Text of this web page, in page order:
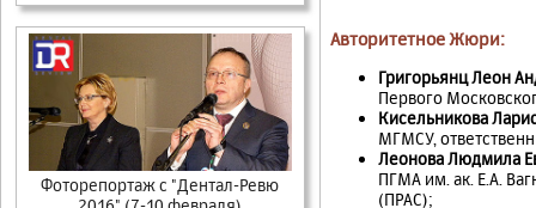
Фоторепортаж c "Дентал-Ревю
Авторитетное Жюри:
Григорьянц Леон
Первого
Кисельникова
МГМСУ,
Леонова Людмила
ПГМА им. ак. Е.А.
(ПРАС);